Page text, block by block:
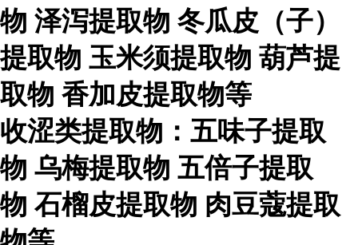
物 泽泻提取物 冬瓜皮（子）
提取物 玉米须提取物 葫芦提
取物 香加皮提取物等
收涩类提取物：五味子提取
物 乌梅提取物 五倍子提取
物 石榴皮提取物 肉豆蔻提取